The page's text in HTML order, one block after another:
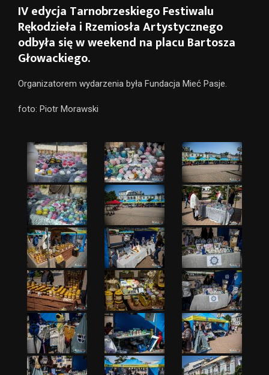
IV edycja Tarnobrzeskiego Festiwalu
Rękodzieła i Rzemiosła Artystycznego
odbyła się w weekend na placu Bartosza
Głowackiego.
Organizatorem wydarzenia była Fundacja Mieć Pasje.
foto: Piotr Morawski